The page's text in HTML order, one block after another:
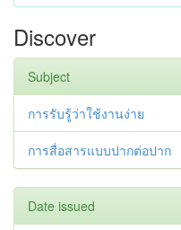
Discover
Subject
การรับรู้ว่าใช้งานง่าย
การสื่อสารแบบปากต่อปาก
Date issued